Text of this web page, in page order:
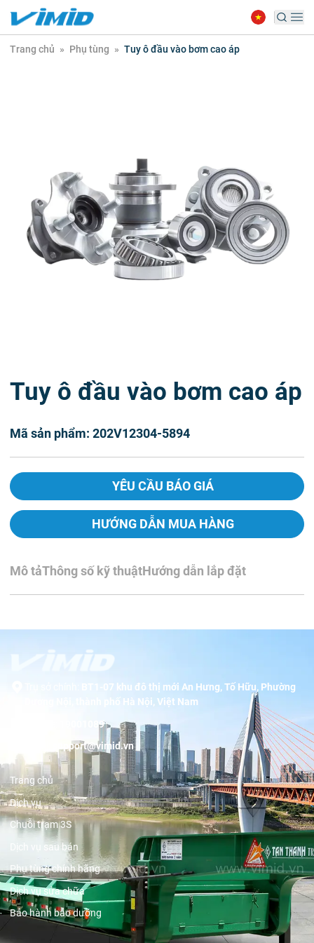
Trang chủ » Phụ tùng » Tuy ô đầu vào bơm cao áp
Tuy ô đầu vào bơm cao áp
Mã sản phẩm: 202V12304-5894
YÊU CẦU BÁO GIÁ
HƯỚNG DẪN MUA HÀNG
Mô tảThông số kỹ thuậtHướng dẫn lắp đặt
BT1-07 khu đô thị mới An Hưng, Tố Hữu, Phường
Dương Nội, thành phố Hà Nội, Việt Nam
19001089
support@vimid.vn
Trang chủ
Dịch vụ
Chuỗi trạm 3S
Dịch vụ sau bán
Phụ tùng chính hãng
Dịch vụ sửa chữa
Bảo hành bảo dưỡng